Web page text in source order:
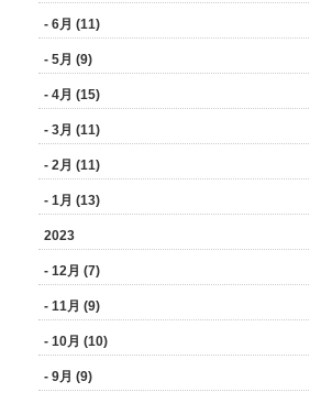
- 6月 (11)
- 5月 (9)
- 4月 (15)
- 3月 (11)
- 2月 (11)
- 1月 (13)
2023
- 12月 (7)
- 11月 (9)
- 10月 (10)
- 9月 (9)